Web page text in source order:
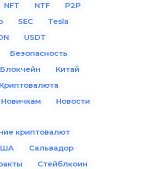
NFT NTF
P2P
SEC
Tesla
USDT
Безопасность
Блокчейн
Китай
Криптовалюта
Новичкам
Новости
криптовалют
Сальвадор
Стейблкоин